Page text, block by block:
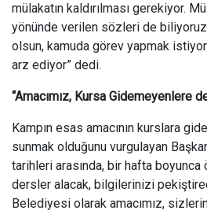
mülakatın kaldırılması gerekiyor.
yönünde verilen sözleri de
olsun, kamuda görev yapmak
arz ediyor” dedi.
“Amacımız, Kursa Gidemeyenlere
Kampın esas amacının kurslara
sunmak olduğunu vurgulayan
tarihleri arasında, bir hafta
dersler alacak, bilgilerinizi
Belediyesi olarak amacımız,